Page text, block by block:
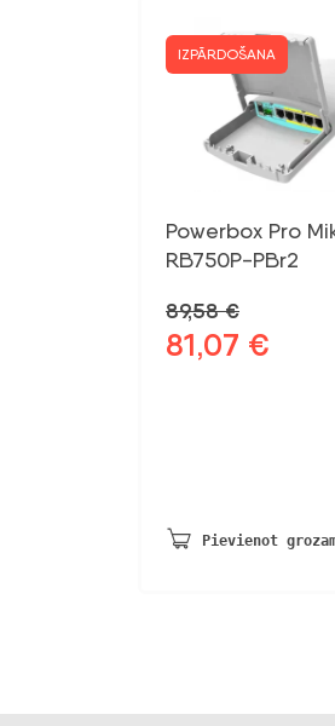
IZPĀRDOŠANA
Powerbox Pro
RB750P-PBr2
89,58€
Sākotnējā
81,07 €
Pievienot